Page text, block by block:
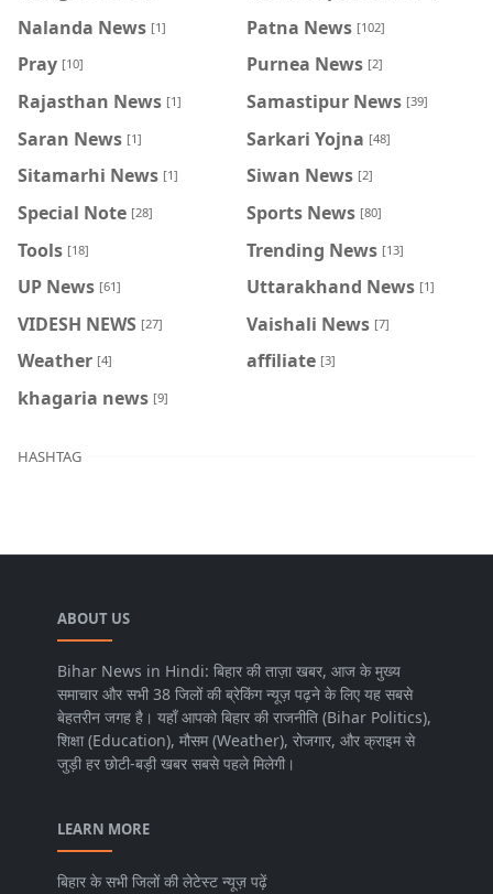
Nalanda News [1] Patna News [102]
Pray [10] Purnea News [2]
Rajasthan News [1] Samastipur News [39]
Saran News [1] Sarkari Yojna [48]
Sitamarhi News [1] Siwan News [2]
Special Note [28] Sports News [80]
Tools [18] Trending News [13]
UP News [61] Uttarakhand News [1]
VIDESH NEWS [27] Vaishali News [7]
Weather [4] affiliate [3]
khagaria news [9]
HASHTAG
ABOUT US
Bihar News in Hindi: बिहार की ताज़ा खबर, आज के मुख्य
समाचार और सभी 38 जिलों की ब्रेकिंग न्यूज़ पढ़ने के लिए यह सबसे
बेहतरीन जगह है। यहाँ आपको बिहार की राजनीति (Bihar Politics),
शिक्षा (Education), मौसम (Weather), रोजगार, और क्राइम से
जुड़ी हर छोटी-बड़ी खबर सबसे पहले मिलेगी।
LEARN MORE
बिहार के सभी जिलों की लेटेस्ट न्यूज़ पढ़ें